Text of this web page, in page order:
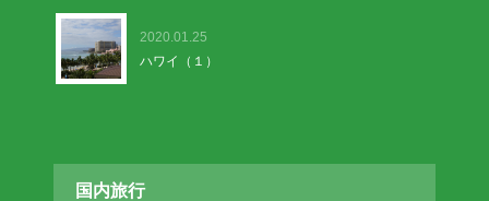
2020.01.25
ハワイ（１）
国内旅行